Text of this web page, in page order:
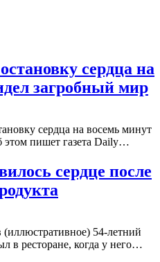
сердца на
загробный мир
сердца на восемь минут
этом пишет газета Daily…
сердце после
54-летний
ресторане, когда у него…